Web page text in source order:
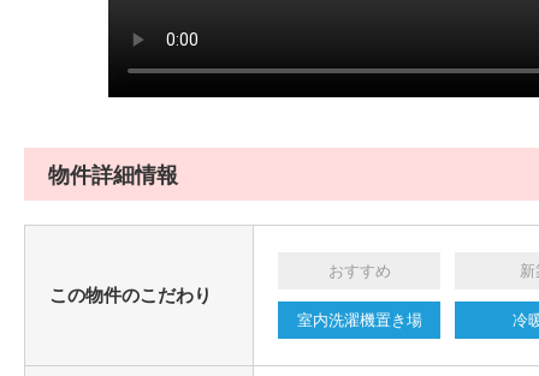
物件詳細情報
この物件のこだわり
おすすめ 新
室内洗濯機置き場 冷